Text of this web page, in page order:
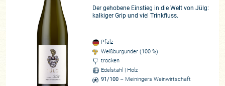
Der gehobene Einstieg in die Welt von Jülg:
kalkiger Grip und viel Trinkfluss.
Pfalz
Weißburgunder (100 %)
trocken
Edelstahl | Holz
91/100– Meiningers Weinwirtschaft